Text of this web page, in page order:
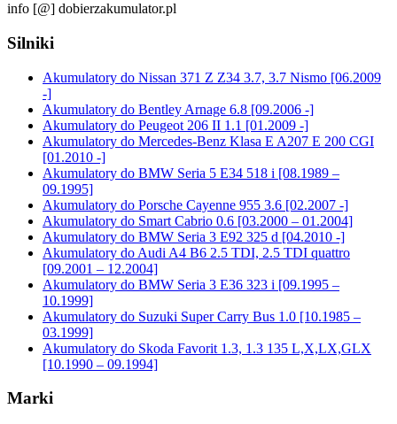
info [@] dobierzakumulator.pl
Silniki
Akumulatory do Nissan 371 Z Z34 3.7, 3.7 Nismo [06.2009
-]
Akumulatory do Bentley Arnage 6.8 [09.2006 -]
Akumulatory do Peugeot 206 II 1.1 [01.2009 -]
Akumulatory do Mercedes-Benz Klasa E A207 E 200 CGI
[01.2010 -]
Akumulatory do BMW Seria 5 E34 518 i [08.1989 –
09.1995]
Akumulatory do Porsche Cayenne 955 3.6 [02.2007 -]
Akumulatory do Smart Cabrio 0.6 [03.2000 – 01.2004]
Akumulatory do BMW Seria 3 E92 325 d [04.2010 -]
Akumulatory do Audi A4 B6 2.5 TDI, 2.5 TDI quattro
[09.2001 – 12.2004]
Akumulatory do BMW Seria 3 E36 323 i [09.1995 –
10.1999]
Akumulatory do Suzuki Super Carry Bus 1.0 [10.1985 –
03.1999]
Akumulatory do Skoda Favorit 1.3, 1.3 135 L,X,LX,GLX
[10.1990 – 09.1994]
Marki